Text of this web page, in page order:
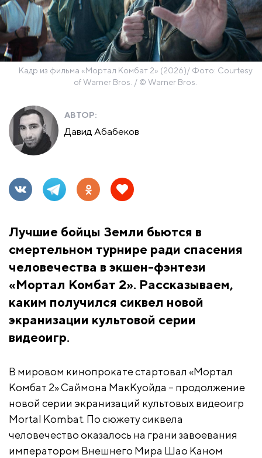
Кадр из фильма «Мортал Комбат 2» (2026)/ Фото: Courtesy
of Warner Bros. / © Warner Bros.
АВТОР:
Давид Абабеков
Лучшие бойцы Земли бьются в
смертельном турнире ради спасения
человечества в экшен-фэнтези
«Мортал Комбат 2». Рассказываем,
каким получился сиквел новой
экранизации культовой серии
видеоигр.
В мировом кинопрокате стартовал «Мортал
Комбат 2» Саймона МакКуойда – продолжение
новой серии экранизаций культовых видеоигр
Mortal Kombat. По сюжету сиквела
человечество оказалось на грани завоевания
императором Внешнего Мира Шао Каном